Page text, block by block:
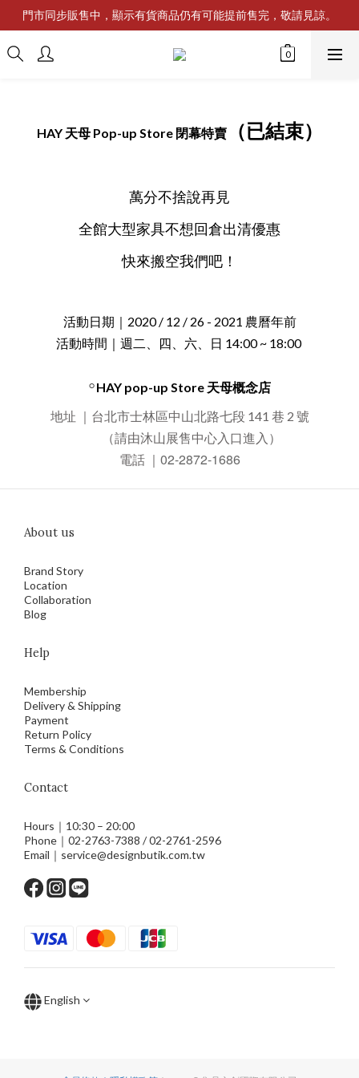
門市同步販售中，顯示有貨商品仍有可能提前售完，敬請見諒。
HAY 天母 Pop-up Store 閉幕特賣（已結束）
萬分不捨說再見
全館大型家具不想回倉出清優惠
快來搬空我們吧！
活動日期｜2020 / 12 / 26 - 2021 農曆年前
活動時間｜週二、四、六、日 14:00 ~ 18:00
◦HAY pop-up Store 天母概念店
地址 ｜台北市士林區中山北路七段 141 巷 2 號
（請由沐山展售中心入口進入）
電話 ｜ 02-2872-1686
About us
Brand Story
Location
Collaboration
Blog
Help
Membership
Delivery & Shipping
Payment
Return Policy
Terms & Conditions
Contact
Hours｜10:30 – 20:00
Phone｜02-2763-7388 / 02-2761-2596
Email｜service@designbutik.com.tw
English